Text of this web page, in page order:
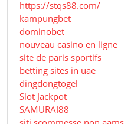
https://stqs88.com/
kampungbet
dominobet
nouveau casino en ligne
site de paris sportifs
betting sites in uae
dingdongtogel
Slot Jackpot
SAMURAI88